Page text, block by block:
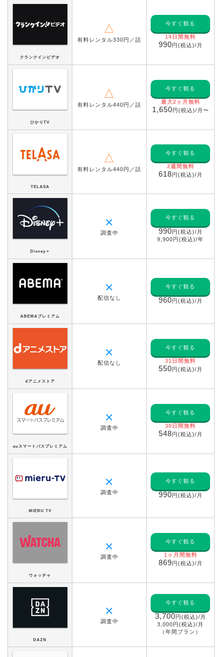
クランクインビデオ
△
有料レンタル330円／話
今すぐ観る
14日間無料
990円(税込)/月
ひかりTV
△
有料レンタル440円／話
今すぐ観る
最大2ヶ月無料
1,650円(税込)/月〜
TELASA
△
有料レンタル440円／話
今すぐ観る
2週間無料
618円(税込)/月
Disney＋
✕
調査中
今すぐ観る
990円(税込)/月
9,900円(税込)/年
ABEMAプレミアム
✕
配信なし
今すぐ観る
960円(税込)/月
dアニメストア
✕
配信なし
今すぐ観る
31日間無料
550円(税込)/月
auスマートパスプレミアム
✕
調査中
今すぐ観る
30日間無料
548円(税込)/月
MIERU TV
✕
調査中
今すぐ観る
990円(税込)/月
ウォッチャ
✕
調査中
今すぐ観る
1ヶ月間無料
869円(税込)/月
DAZN
✕
調査中
今すぐ観る
3,700円(税込)/月
3,000円(税込)/月
（年間プラン）